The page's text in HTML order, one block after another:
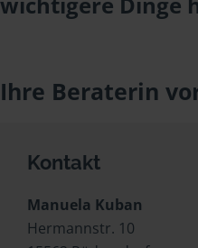
Ihre Beraterin
Kontakt
Manuela Kuban
Hermannstr. 10